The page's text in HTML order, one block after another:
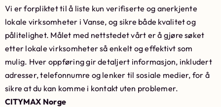
Vi er forpliktet til å liste kun verifiserte og anerkjente
lokale virksomheter i Vanse, og sikre både kvalitet og
pålitelighet. Målet med nettstedet vårt er å gjøre søket
etter lokale virksomheter så enkelt og effektivt som
mulig. Hver oppføring gir detaljert informasjon, inkludert
adresser, telefonnumre og lenker til sosiale medier, for å
sikre at du kan komme i kontakt uten problemer.
CITYMAX Norge